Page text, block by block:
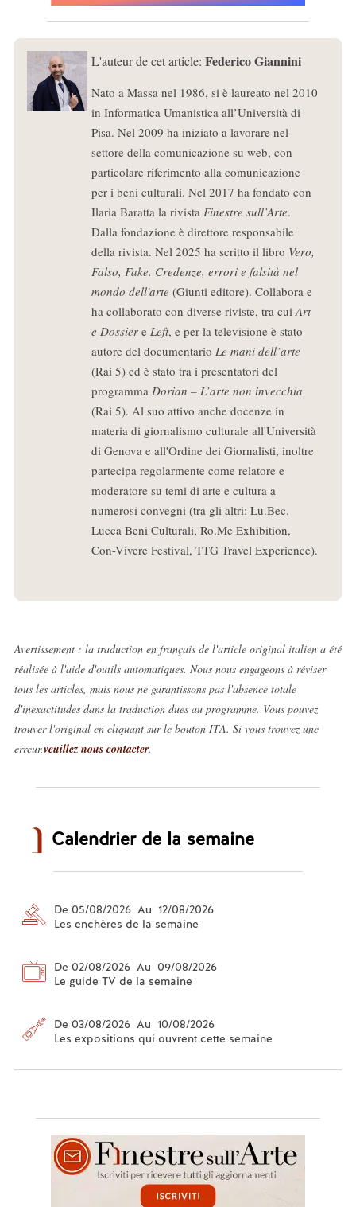
L'auteur de cet article: Federico Giannini
Nato a Massa nel 1986, si è laureato nel 2010
in Informatica Umanistica all’Università di
Pisa. Nel 2009 ha iniziato a lavorare nel
settore della comunicazione su web, con
particolare riferimento alla comunicazione
per i beni culturali. Nel 2017 ha fondato con
Ilaria Baratta la rivista Finestre sull’Arte.
Dalla fondazione è direttore responsabile
della rivista. Nel 2025 ha scritto il libro Vero,
Falso, Fake. Credenze, errori e falsità nel
mondo dell'arte (Giunti editore). Collabora e
ha collaborato con diverse riviste, tra cui Art
e Dossiere Left, e per la televisione è stato
autore del documentario Le mani dell’arte
(Rai 5) ed è stato tra i presentatori del
programma Dorian – L’arte non invecchia
(Rai 5). Al suo attivo anche docenze in
materia di giornalismo culturale all'Università
di Genova e all'Ordine dei Giornalisti, inoltre
partecipa regolarmente come relatore e
moderatore su temi di arte e cultura a
numerosi convegni (tra gli altri: Lu.Bec.
Lucca Beni Culturali, Ro.Me Exhibition,
Con-Vivere Festival, TTG Travel Experience).
Avertissement : la traduction en français de l'article original italien a été
réalisée à l'aide d'outils automatiques. Nous nous engageons à réviser
tous les articles, mais nous ne garantissons pas l'absence totale
d'inexactitudes dans la traduction dues au programme. Vous pouvez
trouver l'original en cliquant sur le bouton ITA. Si vous trouvez une
erreur,veuillez nous contacter.
Calendrier de la semaine
De 05/08/2026 Au 12/08/2026
Les enchères de la semaine
De 02/08/2026 Au 09/08/2026
Le guide TV de la semaine
De 03/08/2026 Au 10/08/2026
Les expositions qui ouvrent cette semaine